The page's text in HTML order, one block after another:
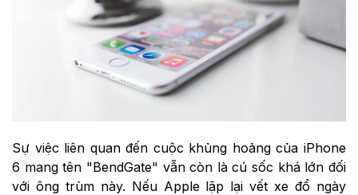
Sự việc liên quan đến cuộc khủng hoảng của iPhone
6 mang tên "BendGate" vẫn còn là cú sốc khá lớn đối
với ông trùm này. Nếu Apple lặp lại vết xe đổ ngày